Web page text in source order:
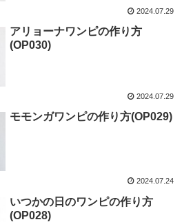
2024.07.29
アリョーナワンピの作り方
(OP030)
2024.07.29
モモンガワンピの作り方(OP029)
2024.07.24
いつかの日のワンピの作り方
(OP028)